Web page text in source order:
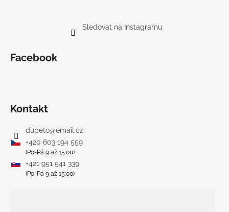
Sledovat na Instagramu
Facebook
Kontakt
dupeto@email.cz
+420 603 194 559
(Po-Pá 9 až 15:00)
+421 951 541 339
(Po-Pá 9 až 15:00)